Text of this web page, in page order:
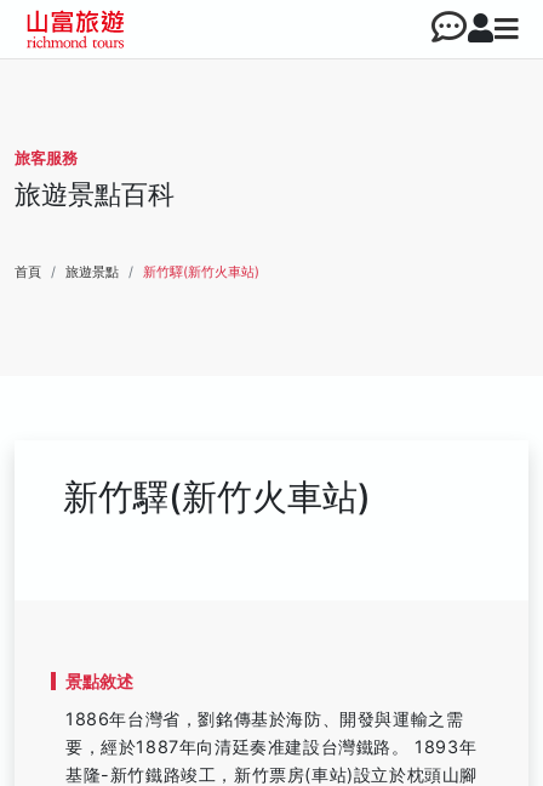
旅客服務
旅遊景點百科
首頁 旅遊景點 新竹驛(新竹火車站)
新竹驛(新竹火車站)
景點敘述
1886年台灣省，劉銘傳基於海防、開發與運輸之需
要，經於1887年向清廷奏准建設台灣鐵路。 1893年
基隆-新竹鐵路竣工，新竹票房(車站)設立於枕頭山腳